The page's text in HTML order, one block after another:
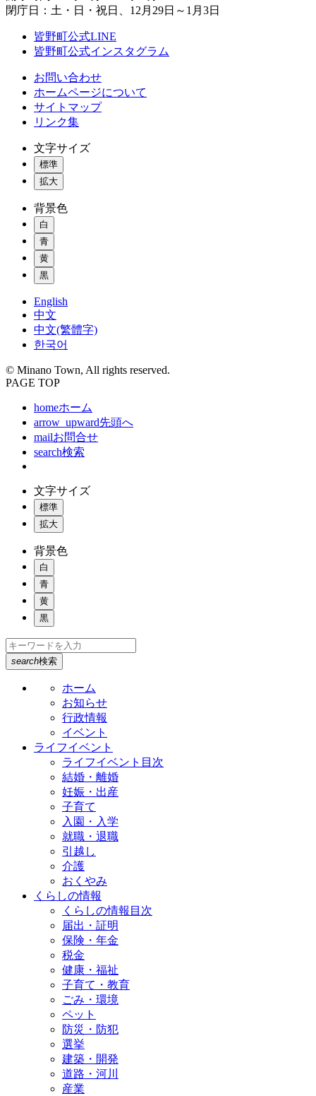
閉庁日：土・日・祝日、12月29日～1月3日
皆野町公式LINE
皆野町公式インスタグラム
お問い合わせ
ホームページについて
サイトマップ
リンク集
文字サイズ
標準
拡大
背景色
白
青
黄
黒
English
中文
中文(繁體字)
한국어
© Minano Town, All rights reserved.
PAGE TOP
homeホーム
arrow_upward先頭へ
mailお問合せ
search検索
文字サイズ
標準
拡大
背景色
白
青
黄
黒
search検索
ホーム
お知らせ
行政情報
イベント
ライフイベント
ライフイベント目次
結婚・離婚
妊娠・出産
子育て
入園・入学
就職・退職
引越し
介護
おくやみ
くらしの情報
くらしの情報目次
届出・証明
保険・年金
税金
健康・福祉
子育て・教育
ごみ・環境
ペット
防災・防犯
選挙
建築・開発
道路・河川
産業